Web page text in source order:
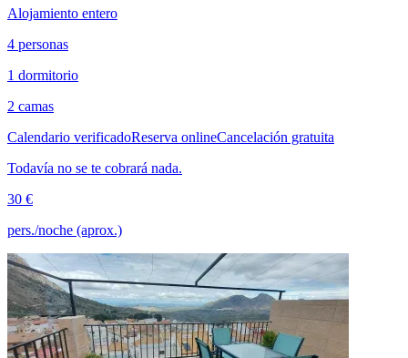
Alojamiento entero
4 personas
1 dormitorio
2 camas
Calendario verificadoReserva onlineCancelación gratuita
Todavía no se te cobrará nada.
30 €
pers./noche (aprox.)